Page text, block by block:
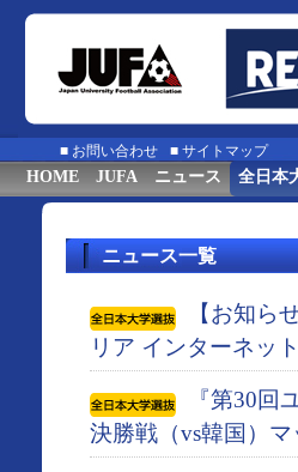
■ お問い合わせ ■ サイトマップ
HOME JUFA ニュース 全日本
ニュース一覧
【お知ら
リア インターネッ
『第30回
決勝戦（vs韓国）